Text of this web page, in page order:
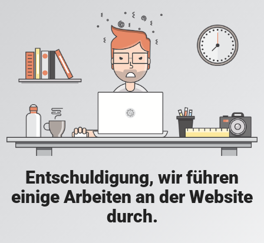
Entschuldigung, wir führen
einige Arbeiten an der Website
durch.